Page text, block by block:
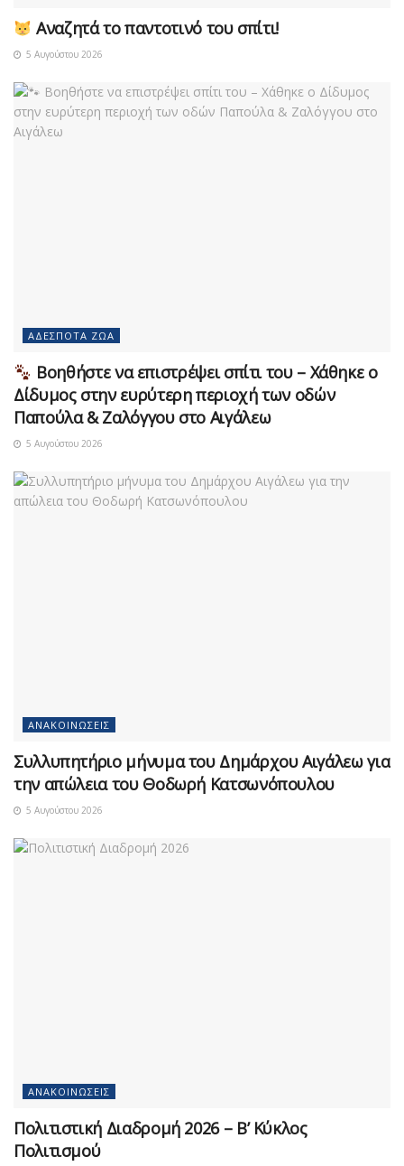
Αναζητά το παντοτινό του σπίτι!
5 Αυγούστου 2026
ΑΔΈΣΠΟΤΑ ΖΏΑ
Βοηθήστε να επιστρέψει σπίτι του – Χάθηκε ο
Δίδυμος στην ευρύτερη περιοχή των οδών
Παπούλα & Ζαλόγγου στο Αιγάλεω
5 Αυγούστου 2026
ΑΝΑΚΟΙΝΏΣΕΙΣ
Συλλυπητήριο μήνυμα του Δημάρχου Αιγάλεω για
την απώλεια του Θοδωρή Κατσωνόπουλου
5 Αυγούστου 2026
ΑΝΑΚΟΙΝΏΣΕΙΣ
Πολιτιστική Διαδρομή 2026 – Β’ Κύκλος
Πολιτισμού